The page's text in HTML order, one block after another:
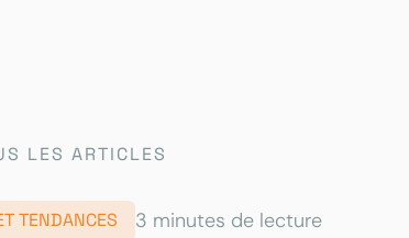
LES ARTICLES
TENDANCES 3 minutes de lecture